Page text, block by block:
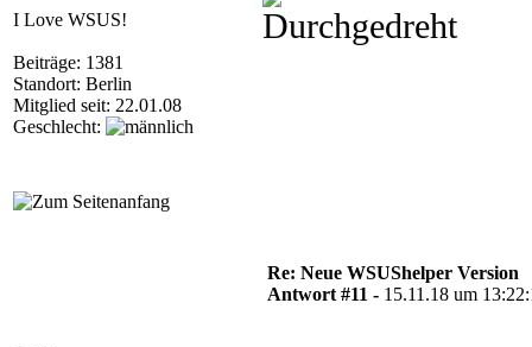
I Love WSUS!
Beiträge: 1381
Standort: Berlin
Mitglied seit: 22.01.08
Geschlecht:
Re: Neue WSUShelper Version
Antwort #11 - 15.11.18 um